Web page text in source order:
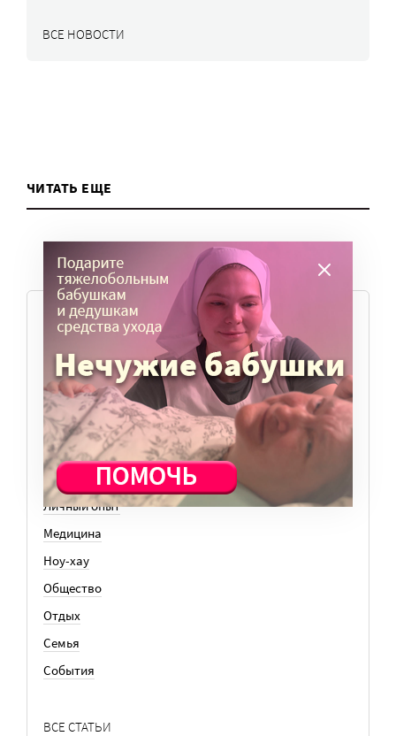
ВСЕ НОВОСТИ
ЧИТАТЬ ЕЩЕ
ТЕМЫ
Вера
Законы
История
Колонки
Кто есть кто
Личный опыт
Медицина
Ноу-хау
Общество
Отдых
Семья
События
ВСЕ СТАТЬИ